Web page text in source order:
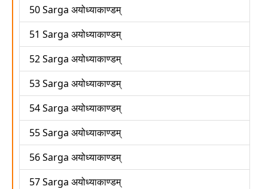
50 Sarga अयोध्याकाण्डम्
51 Sarga अयोध्याकाण्डम्
52 Sarga अयोध्याकाण्डम्
53 Sarga अयोध्याकाण्डम्
54 Sarga अयोध्याकाण्डम्
55 Sarga अयोध्याकाण्डम्
56 Sarga अयोध्याकाण्डम्
57 Sarga अयोध्याकाण्डम्